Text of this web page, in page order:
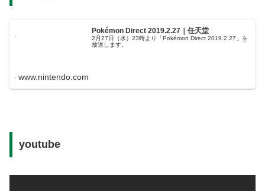
Pokémon Direct 2019.2.27｜任天堂
2月27日（水）23時より「Pokémon Direct 2019.2.27」を
放送します。
www.nintendo.com
youtube